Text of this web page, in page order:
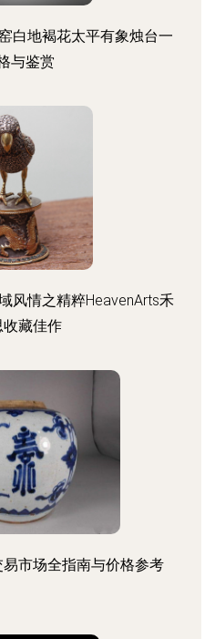
白地褐花太平有象烛台一
与鉴赏
风情之精粹HeavenArts禾
收藏佳作
市场全指南与价格参考